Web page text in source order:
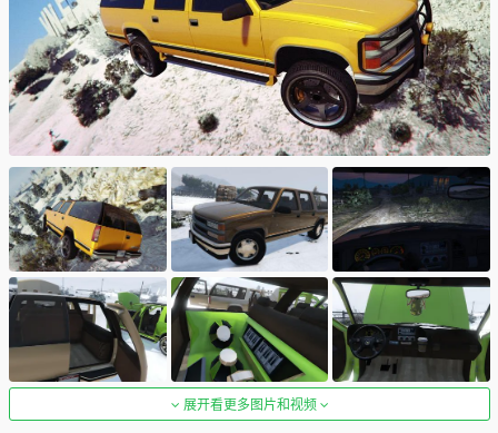
展开看更多图片和视频